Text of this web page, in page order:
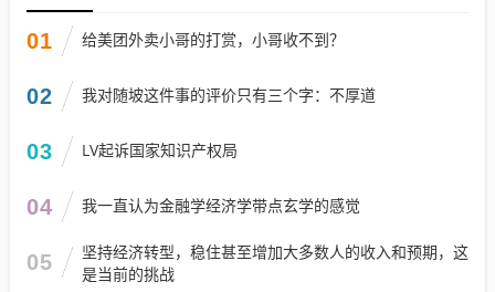
01 给美团外卖小哥的打赏，小哥收不到？
02 我对随坡这件事的评价只有三个字：不厚道
03 LV起诉国家知识产权局
04 我一直认为金融学经济学带点玄学的感觉
05
坚持经济转型，稳住甚至增加大多数人的收入和预期，这
是当前的挑战